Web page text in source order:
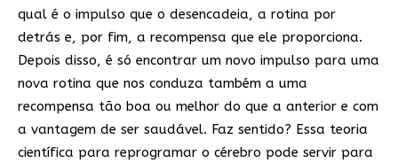
qual é o impulso que o desencadeia, a rotina por
detrás e, por fim, a recompensa que ele proporciona.
Depois disso, é só encontrar um novo impulso para uma
nova rotina que nos conduza também a uma
recompensa tão boa ou melhor do que a anterior e com
a vantagem de ser saudável. Faz sentido? Essa teoria
científica para reprogramar o cérebro pode servir para